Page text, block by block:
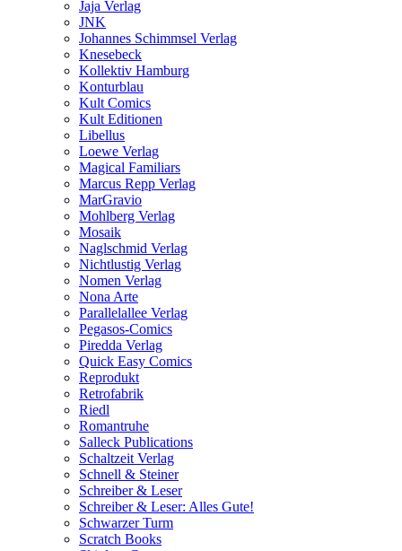
Jaja Verlag
JNK
Johannes Schimmsel Verlag
Knesebeck
Kollektiv Hamburg
Konturblau
Kult Comics
Kult Editionen
Libellus
Loewe Verlag
Magical Familiars
Marcus Repp Verlag
MarGravio
Mohlberg Verlag
Mosaik
Naglschmid Verlag
Nichtlustig Verlag
Nomen Verlag
Nona Arte
Parallelallee Verlag
Pegasos-Comics
Piredda Verlag
Quick Easy Comics
Reprodukt
Retrofabrik
Riedl
Romantruhe
Salleck Publications
Schaltzeit Verlag
Schnell & Steiner
Schreiber & Leser
Schreiber & Leser: Alles Gute!
Schwarzer Turm
Scratch Books